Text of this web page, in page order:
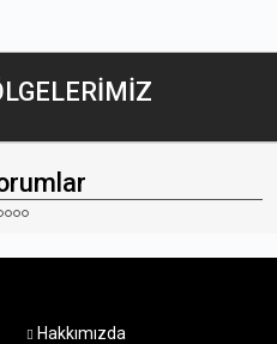
Hakkımızda